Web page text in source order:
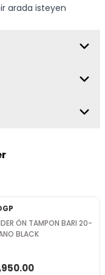
arada isteyen
ÖN TAMPON BARI 20-
BLACK